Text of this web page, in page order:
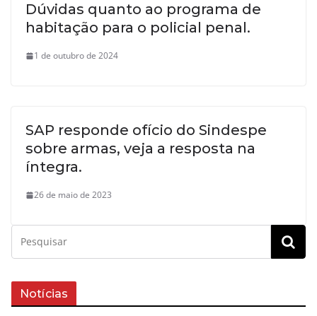
Dúvidas quanto ao programa de
habitação para o policial penal.
1 de outubro de 2024
SAP responde ofício do Sindespe
sobre armas, veja a resposta na
íntegra.
26 de maio de 2023
Notícias